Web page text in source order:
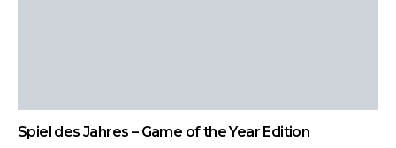
Spiel des Jahres – Game of the Year Edition